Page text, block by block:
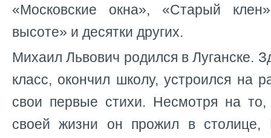
«Московские окна», «Старый
высоте» и десятки других.
Михаил Львович родился в Луганске.
класс, окончил школу, устроился на
свои первые стихи. Несмотря на
своей жизни он прожил в столице,